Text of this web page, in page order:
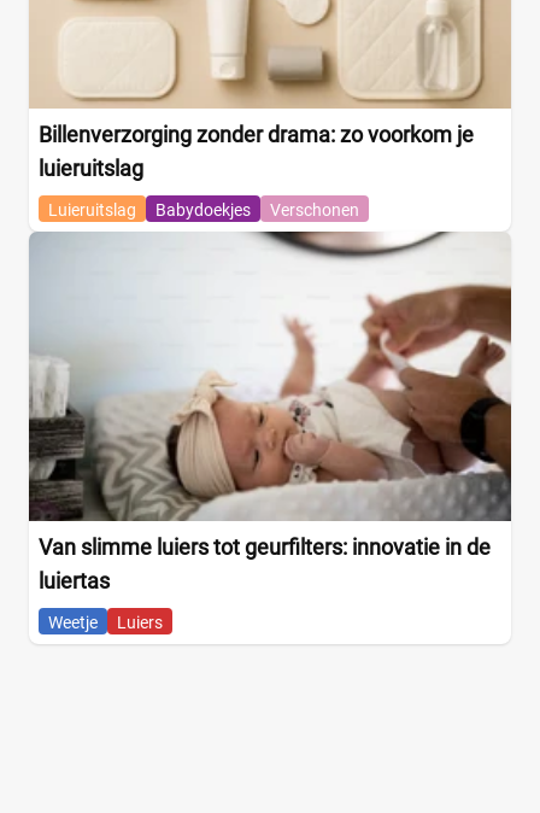
Billenverzorging zonder drama: zo voorkom je
luieruitslag
Luieruitslag Babydoekjes Verschonen
Van slimme luiers tot geurfilters: innovatie in de
luiertas
Weetje Luiers